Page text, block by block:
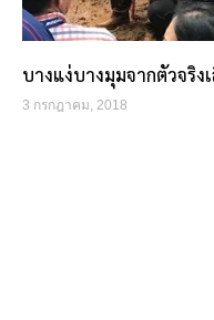
บางแง่บางมุมจากตัวจริ
3 กรกฎาคม, 2018